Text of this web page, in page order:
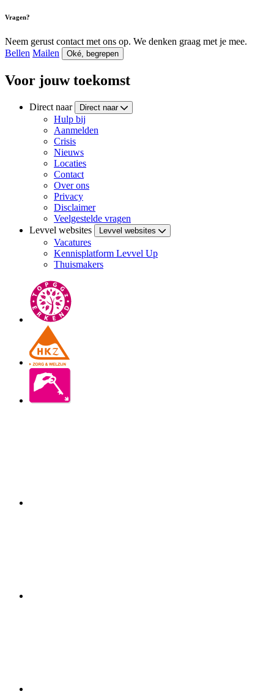
Vragen?
Neem gerust contact met ons op. We denken graag met je mee.
Bellen Mailen Oké, begrepen
Voor jouw toekomst
Direct naar Direct naar
Hulp bij
Aanmelden
Crisis
Nieuws
Locaties
Contact
Over ons
Privacy
Disclaimer
Veelgestelde vragen
Levvel websites
Levvel websites
Vacatures
Kennisplatform Levvel Up
Thuismakers